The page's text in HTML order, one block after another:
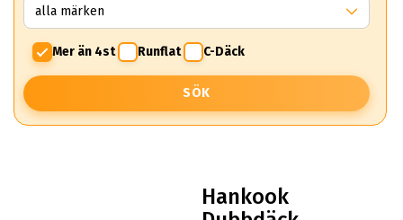
Mer än 4st Runflat C-Däck
SÖK
Hankook